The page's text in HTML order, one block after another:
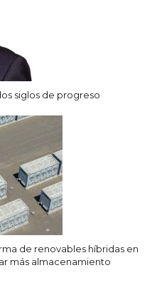
siglos de progreso
de renovables híbridas en
más almacenamiento